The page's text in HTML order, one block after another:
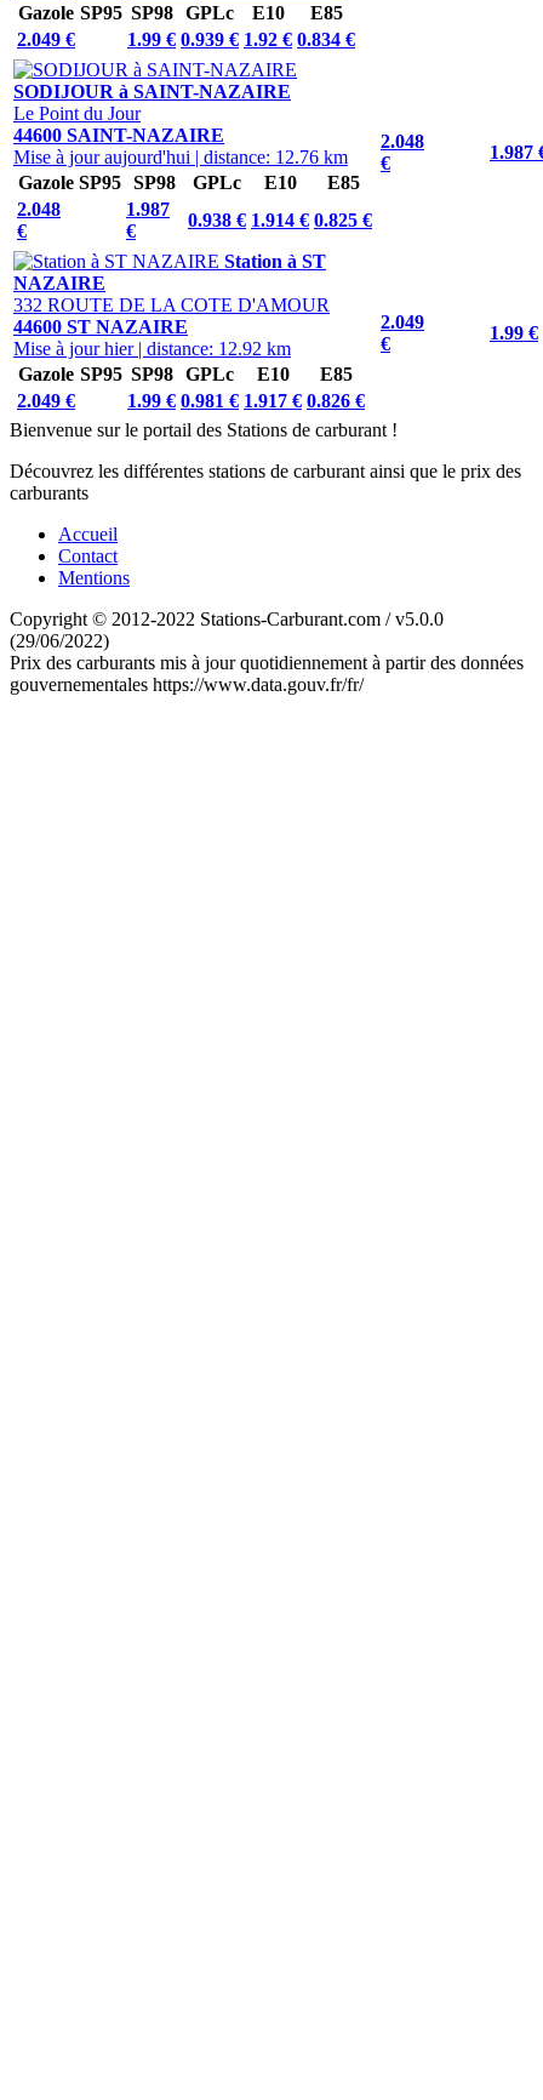
Gazole SP95 SP98 GPLc E10
E85
2.049 €
1.99 € 0.939 € 1.92 € 0.834 €
SODIJOUR à SAINT-NAZAIRE
Le Point du Jour
44600 SAINT-NAZAIRE
Mise à jour aujourd'hui | distance: 12.76 km
Gazole SP95 SP98 GPLc E10
E85
2.048
€
1.987
€
0.938 € 1.914 € 0.825 €
2.048
€
1.987
Station à ST
NAZAIRE
332 ROUTE DE LA COTE D'AMOUR
44600 ST NAZAIRE
Mise à jour hier | distance: 12.92 km
Gazole SP95 SP98 GPLc E10
E85
2.049 €
1.99 € 0.981 € 1.917 € 0.826 €
2.049
€
1.99 €
Bienvenue sur le portail des Stations de carburant !
Découvrez les différentes stations de carburant ainsi que le prix des
carburants
Accueil
Contact
Mentions
Copyright © 2012-2022 Stations-Carburant.com / v5.0.0
(29/06/2022)
Prix des carburants mis à jour quotidiennement à partir des données
gouvernementales https://www.data.gouv.fr/fr/